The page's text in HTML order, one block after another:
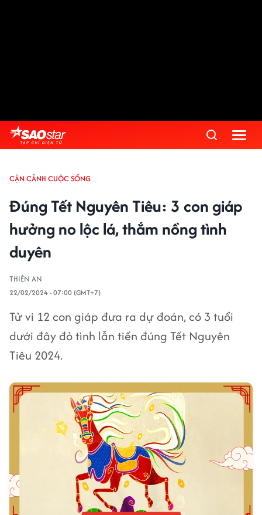
CẬN CẢNH CUỘC SỐNG
Đúng Tết Nguyên Tiêu: 3 con giáp
hưởng no lộc lá, thắm nồng tình
duyên
THIÊN AN
22/02/2024 - 07:00 (GMT+7)
Tử vi 12 con giáp đưa ra dự đoán, có 3 tuổi
dưới đây đỏ tình lẫn tiền đúng Tết Nguyên
Tiêu 2024.